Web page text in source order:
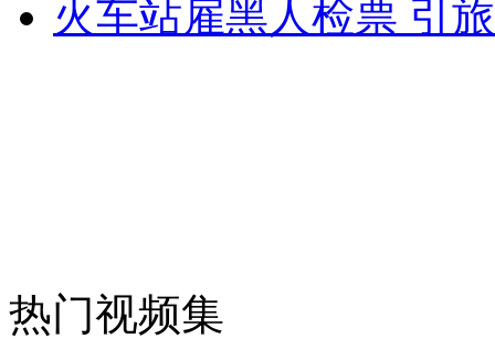
外交部：有关国家言论片面不公正
火车站雇黑人检票 引
热门视频集